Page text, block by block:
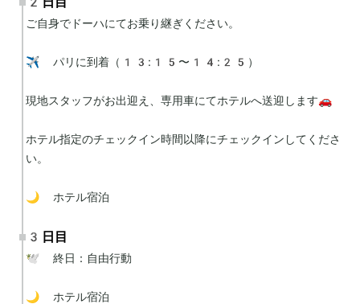
ご自身でドーハにてお乗り継ぎください。
✈️ パリに到着（13:15〜14:25）
現地スタッフがお出迎え、専用車にてホテルへ送迎します🚗
ホテル指定のチェックイン時間以降にチェックインしてくださ
い。
🌙 ホテル宿泊
3日目
🕊 終日：自由行動
🌙 ホテル宿泊